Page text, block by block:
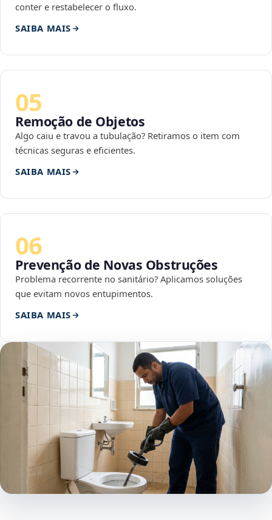
conter e restabelecer o fluxo.
SAIBA MAIS
05
Remoção de Objetos
Algo caiu e travou a tubulação? Retiramos o item com
técnicas seguras e eficientes.
SAIBA MAIS
06
Prevenção de Novas Obstruções
Problema recorrente no sanitário? Aplicamos soluções
que evitam novos entupimentos.
SAIBA MAIS